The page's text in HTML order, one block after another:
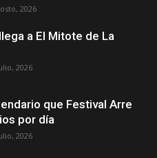
2026
a El Mitote de La
2026
que Festival Arre
por día
2026